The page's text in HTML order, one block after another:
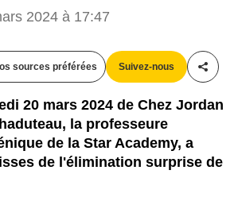
2024 à 17:47
sources préférées Suivez-nous
20 mars 2024 de Chez Jordan
la professeure
de la Star Academy, a
de l'élimination surprise de
Capture d'écran C8